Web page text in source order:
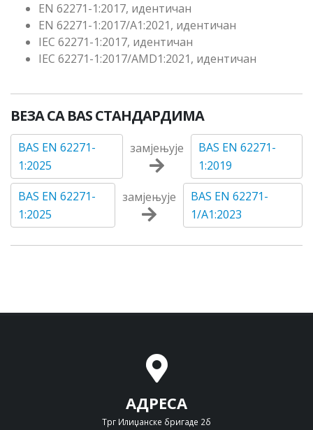
EN 62271-1:2017, идентичан
EN 62271-1:2017/A1:2021, идентичан
IEC 62271-1:2017, идентичан
IEC 62271-1:2017/AMD1:2021, идентичан
ВЕЗА СА BAS СТАНДАРДИМА
BAS EN 62271-
1:2025
замјењује
BAS EN 62271-
1:2019
BAS EN 62271-
1:2025
замјењује
BAS EN 62271-
1/A1:2023
АДРЕСА
Трг Илиџанске бригаде 2б